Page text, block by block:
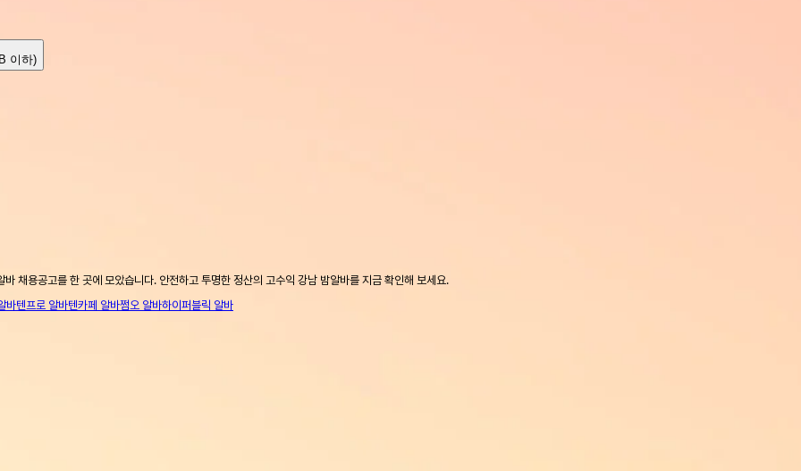
이하)
채용공고를 한 곳에 모았습니다. 안전하고 투명한 정산의 고수익 강남 밤알바를 지금 확인해 보세요.
바텐프로 알바텐카페 알바쩜오 알바하이퍼블릭 알바